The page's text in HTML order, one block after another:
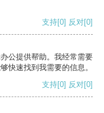
支持[0] 反对[0]
公提供帮助。我经常需要
快速找到我需要的信息。
支持[0] 反对[0]